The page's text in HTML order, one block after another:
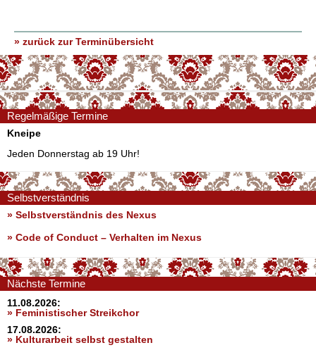
» zurück zur Terminübersicht
Regelmäßige Termine
Kneipe
Jeden Donnerstag ab 19 Uhr!
Selbstverständnis
» Selbstverständnis des Nexus
» Code of Conduct – Verhalten im Nexus
Nächste Termine
11.08.2026:
» Feministischer Streikchor
17.08.2026:
» Kulturarbeit selbst gestalten